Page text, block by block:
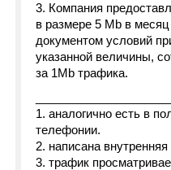
Компания
в размере 5 Mb в
документом условий
указанной величины,
за 1Mb трафика.
1. аналогично есть в
телефонии.
2. написана
3. трафик